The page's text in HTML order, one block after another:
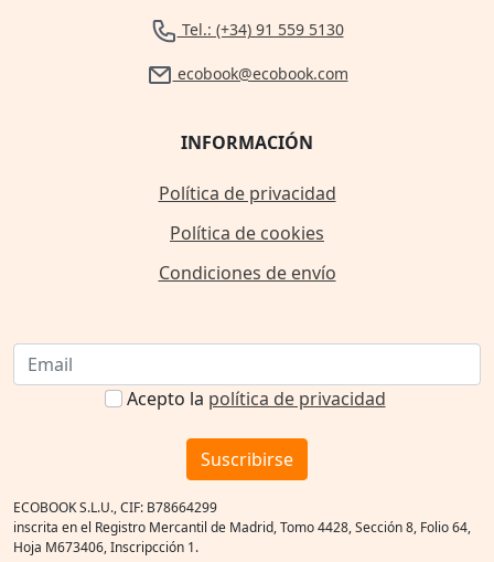
Tel.: (+34) 91 559 5130
ecobook@ecobook.com
INFORMACIÓN
Política de privacidad
Política de cookies
Condiciones de envío
Acepto la política de privacidad
Suscribirse
ECOBOOK S.L.U., CIF: B78664299
inscrita en el Registro Mercantil de Madrid, Tomo 4428, Sección 8, Folio 64,
Hoja M673406, Inscripcción 1.